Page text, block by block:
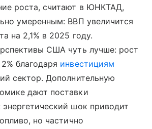
роста, считают в ЮНКТАД,
умеренным: ВВП увеличится
на 2,1% в 2025 году.
США чуть лучше: рост
благодаря инвестициям
сектор. Дополнительную
дают поставки
энергетический шок приводит
но частично